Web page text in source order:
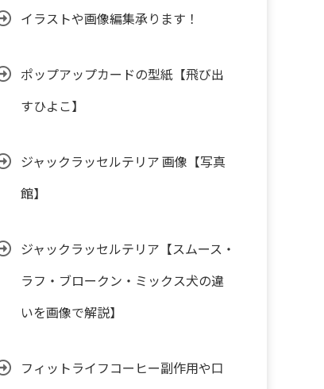
イラストや画像編集承ります！
ポップアップカードの型紙【飛び出
すひよこ】
ジャックラッセルテリア 画像【写真
館】
ジャックラッセルテリア【スムース・
ラフ・ブロークン・ミックス犬の違
いを画像で解説】
フィットライフコーヒー副作用や口